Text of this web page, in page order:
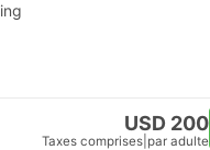
USD 200
Taxes comprises par adulte